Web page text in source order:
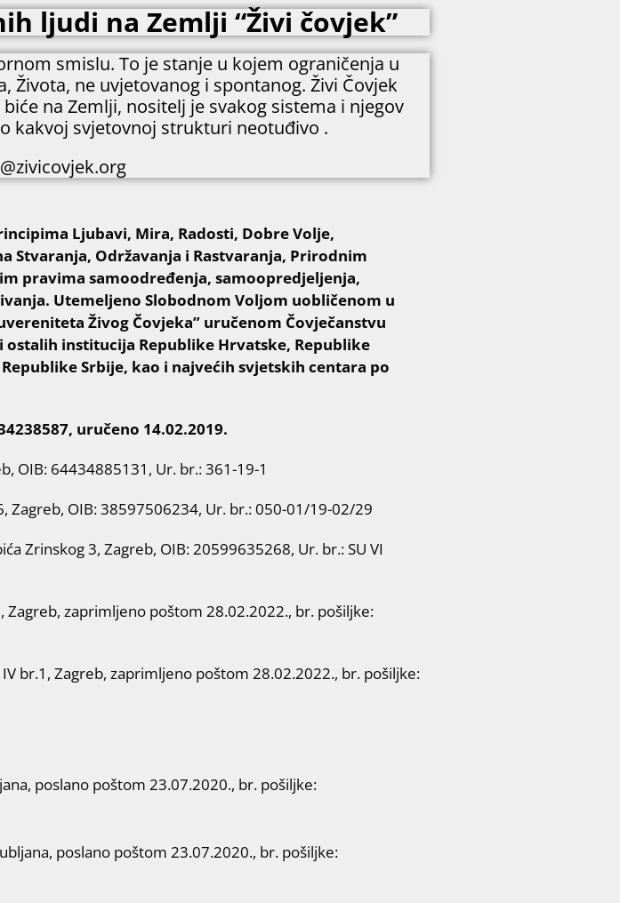
ljudi na Zemlji “Živi čovjek”
smislu. To je stanje u kojem ograničenja u
Života, ne uvjetovanog i spontanog. Živi Čovjek
na Zemlji, nositelj je svakog sistema i njegov
kakvoj svjetovnoj strukturi neotuđivo .
Ljubavi, Mira, Radosti, Dobre Volje,
Stvaranja, Održavanja i Rastvaranja, Prirodnim
pravima samoodređenja, samoopredjeljenja,
Utemeljeno Slobodnom Voljom uobličenom u
Živog Čovjeka” uručenom Čovječanstvu
institucija Republike Hrvatske, Republike
Srbije, kao i najvećih svjetskih centara po
uručeno 14.02.2019.
OIB: 64434885131, Ur. br.: 361-19-1
Zagreb, OIB: 38597506234, Ur. br.: 050-01/19-02/29
Zrinskog 3, Zagreb, OIB: 20599635268, Ur. br.: SU VI
Zagreb, zaprimljeno poštom 28.02.2022., br. pošiljke:
br.1, Zagreb, zaprimljeno poštom 28.02.2022., br. pošiljke:
poslano poštom 23.07.2020., br. pošiljke:
poslano poštom 23.07.2020., br. pošiljke: